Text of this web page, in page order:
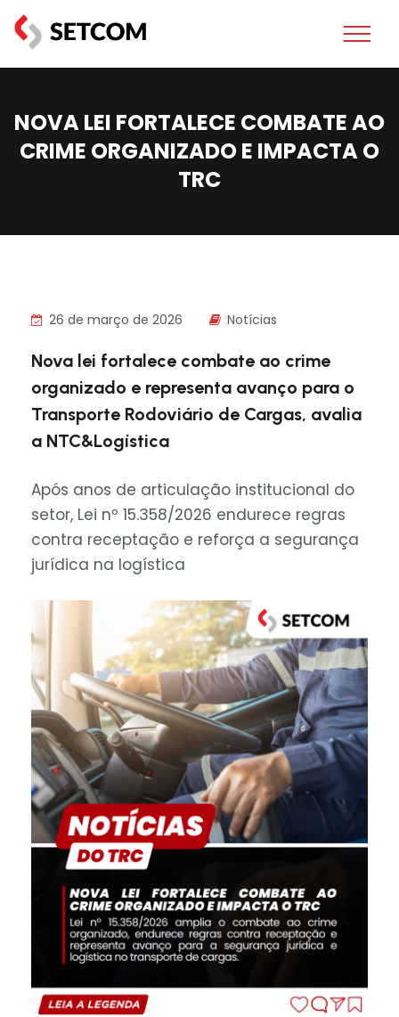
NOVA LEI FORTALECE COMBATE AO
CRIME ORGANIZADO E IMPACTA O
TRC
26 de março de 2026 Notícias
Nova lei fortalece combate ao crime
organizado e representa avanço para o
Transporte Rodoviário de Cargas, avalia
a NTC&Logística
Após anos de articulação institucional do
setor, Lei nº 15.358/2026 endurece regras
contra receptação e reforça a segurança
jurídica na logística